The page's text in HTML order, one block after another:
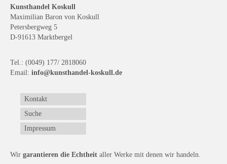
Walter Becker (1893-1984) Malerei und Grafik
Der Maler Richard Sprick (1901-1976)
Suche
Kontakt
Publikationsliste
Kunsthandel Koskull
Maximilian Baron von Koskull
Petersbergweg 5
D-91613 Marktbergel
Tel.: (0049) 177/ 2818060
Email: info@kunsthandel-koskull.de
Kontakt
Suche
Impressum
Wir garantieren die Echtheit aller Werke mit denen wir handeln.